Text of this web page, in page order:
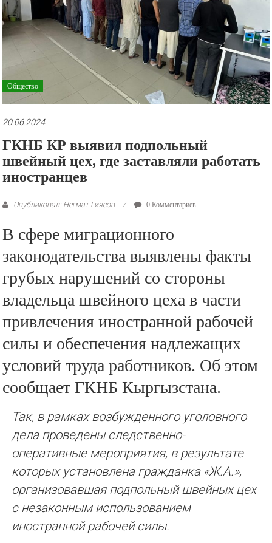
рекламные
ролики
и
презентации.
Общество
20.06.2024
ГКНБ КР выявил подпольный
швейный цех, где заставляли работать
иностранцев
Опубликовал: Негмат Гиясов 0 Комментариев
В сфере миграционного
законодательства выявлены факты
грубых нарушений со стороны
владельца швейного цеха в части
привлечения иностранной рабочей
силы и обеспечения надлежащих
условий труда работников. Об этом
сообщает ГКНБ Кыргызстана.
Так, в рамках возбужденного уголовного
дела проведены следственно-
оперативные мероприятия, в результате
которых установлена гражданка «Ж.А.»,
организовавшая подпольный швейных цех
с незаконным использованием
иностранной рабочей силы.